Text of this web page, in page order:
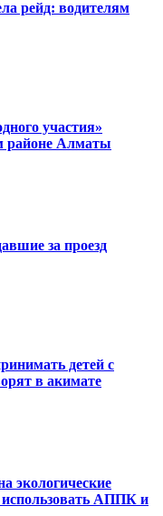
рейд: водителям
участия»
районе Алматы
за проезд
детей с
в акимате
экологические
использовать АППК и